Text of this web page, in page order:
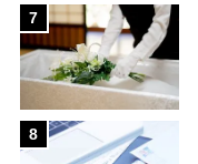
7
8